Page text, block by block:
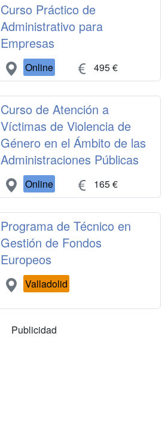
Curso Práctico de
Administrativo para
Empresas
Online 495 €
Curso de Atención a
Víctimas de Violencia de
Género en el Ámbito de las
Administraciones Públicas
Online 165 €
Programa de Técnico en
Gestión de Fondos
Europeos
Valladolid
Publicidad